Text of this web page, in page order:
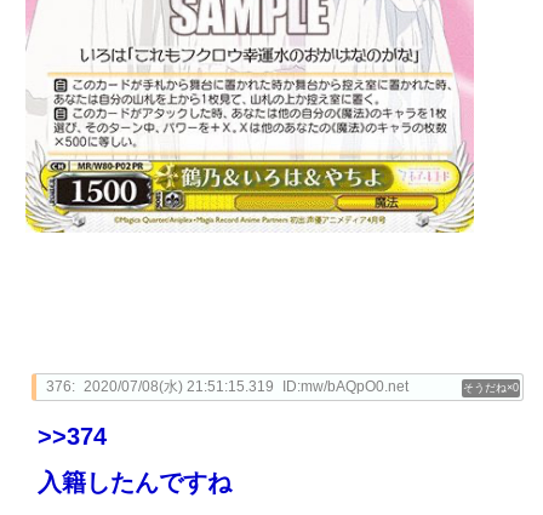
0
376: 2020/07/08(水) 21:51:15.319 ID:mw/bAQpO0.net
>>374
入籍したんですね